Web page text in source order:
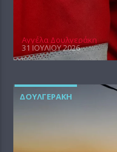
Αγγέλα Δουλγεράκη
31 ΙΟΥΛΊΟΥ 2026
ΔΟΥΛΓΕΡΆΚΗ